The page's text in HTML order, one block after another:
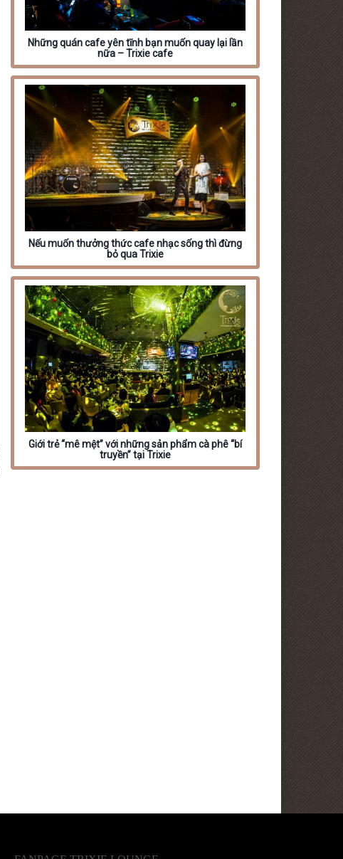
Những quán cafe yên tĩnh bạn muốn quay lại lần
nữa – Trixie cafe
Nếu muốn thưởng thức cafe nhạc sống thì đừng
bỏ qua Trixie
Giới trẻ “mê mệt” với những sản phẩm cà phê “bí
truyền” tại Trixie